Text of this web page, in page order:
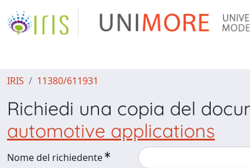
IRIS 11380/611931
Richiedi una copia del
automotive applications
Nome del richiedente